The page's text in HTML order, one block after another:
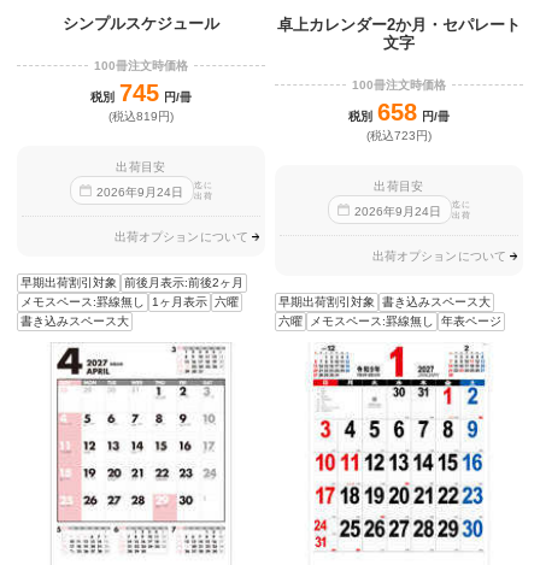
シンプルスケジュール
100冊注文時価格
税別 745 円/冊
(税込819円)
出荷目安
2026年9 月24日
迄に
出荷
出荷オプションについて
早期出荷割引対象
前後月表示:前後2ヶ月
メモスペース:罫線無し
1ヶ月表示 六曜
書き込みスペース大
卓上カレンダー2か月・セパレート
文字
100冊注文時価格
税別 658 円/冊
(税込723円)
出荷目安
2026年9 月24日
迄に
出荷
出荷オプションについて
早期出荷割引対象
書き込みスペース大
六曜
メモスペース:罫線無し 年表ページ